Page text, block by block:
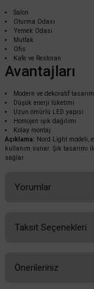
Salon
Oturma Odası
Yemek Odası
Mutfak
Ofis
Kafe ve Restoran
Avantajları
Modern ve dekoratif tasarım
Düşük enerji tüketimi
Uzun ömürlü LED yapısı
Homojen ışık dağılımı
Kolay montaj
Açıklama: Nord Light modeli,
kullanım sunar. Şık tasarımı
sağlar.
Yorumlar
Taksit Seçenekleri
Önerileriniz